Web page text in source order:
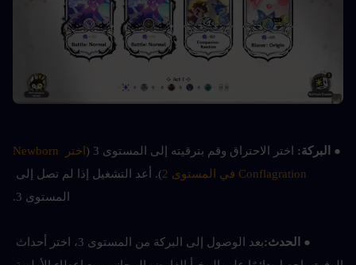
● البركة: اختر الاحتراق وقم بترقيته إلى المستوى 3 (
اختر Newborn
Conflagration في المستوى 2
المستوى 3.
● الحدث: